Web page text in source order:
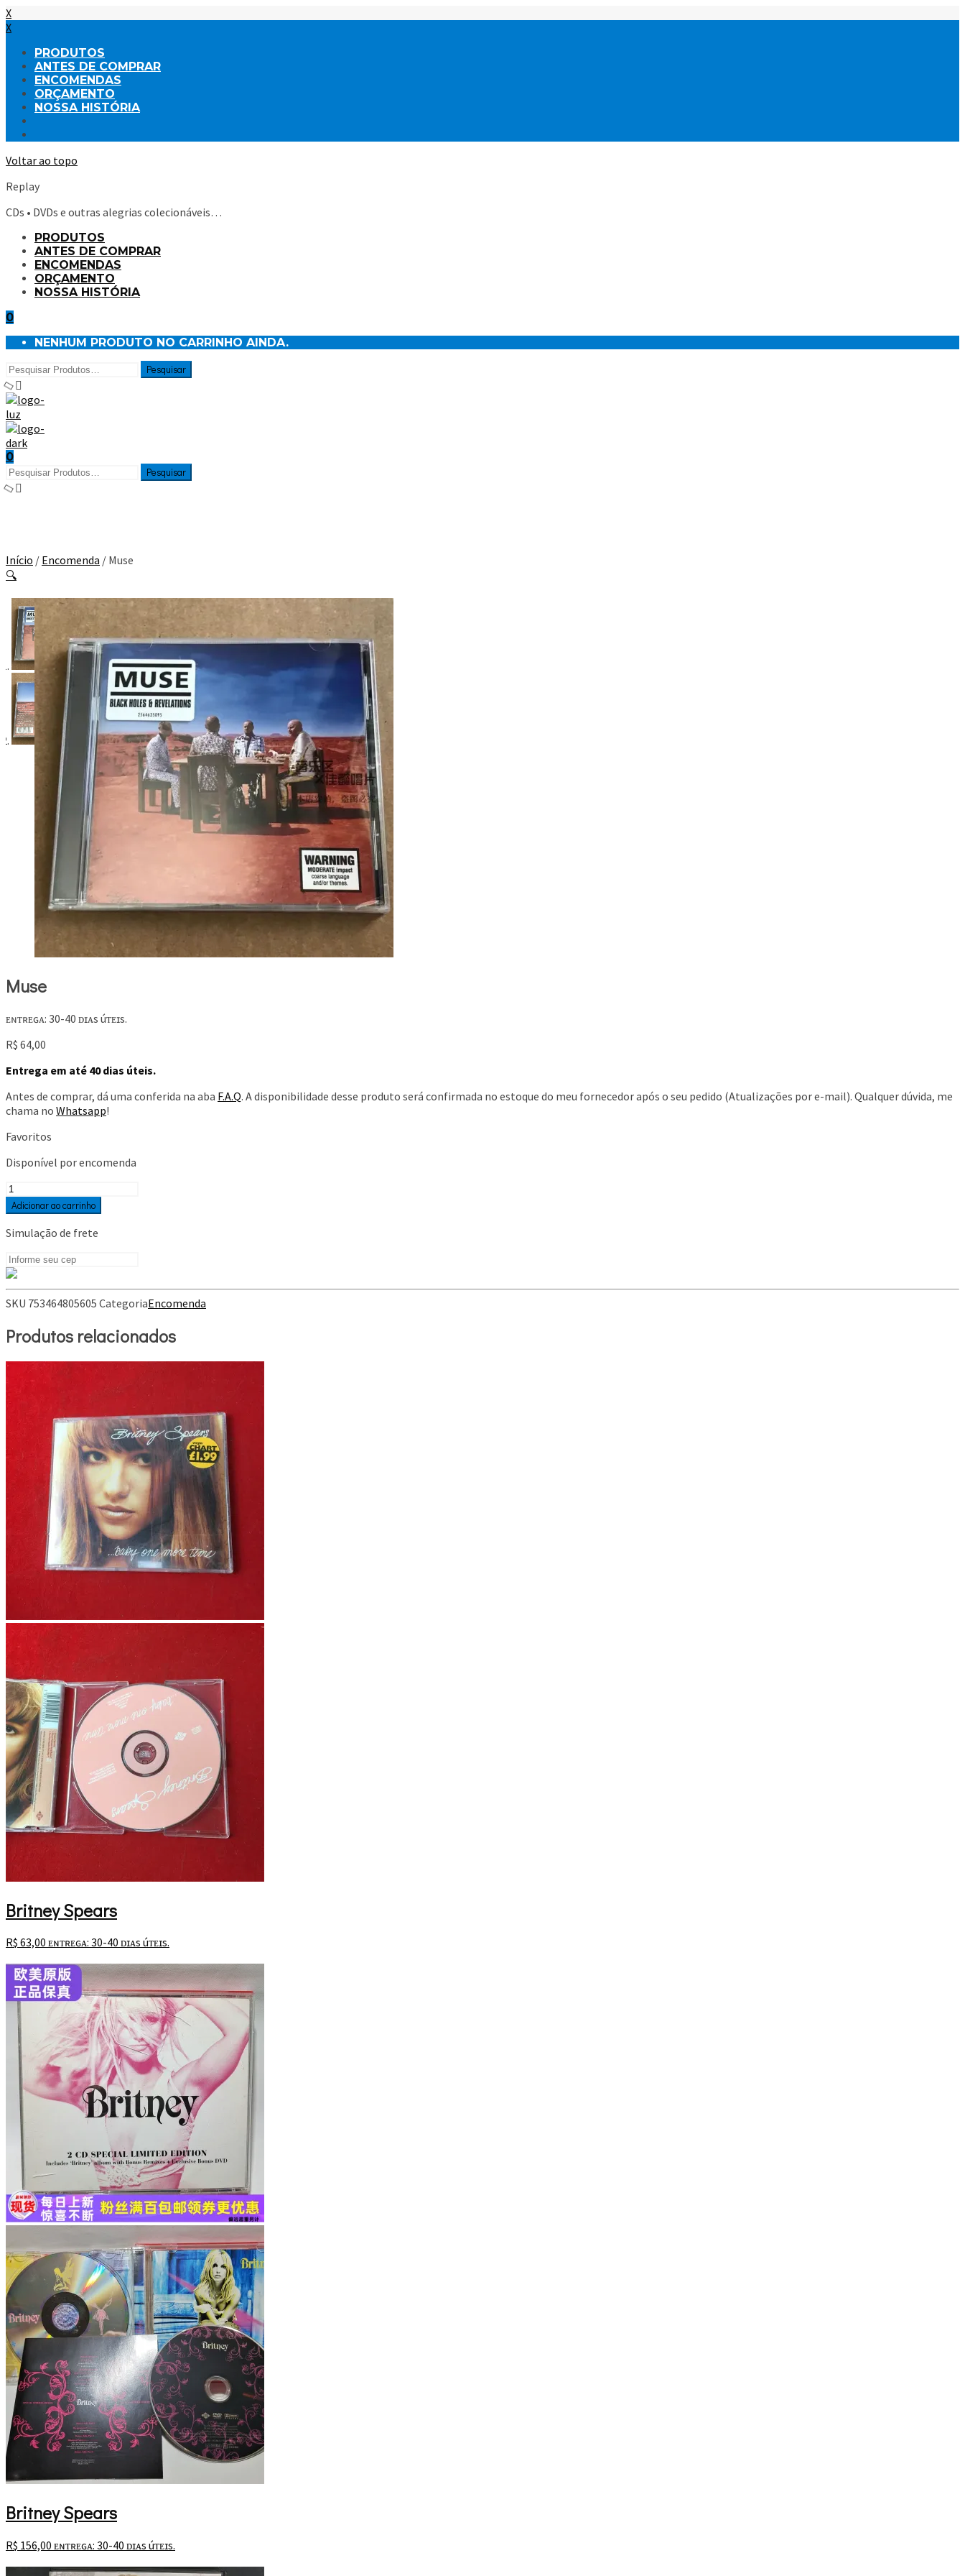
X
X
PRODUTOS
ANTES DE COMPRAR
ENCOMENDAS
ORÇAMENTO
NOSSA HISTÓRIA
Voltar ao topo
Replay
CDs • DVDs e outras alegrias colecionáveis…
PRODUTOS
ANTES DE COMPRAR
ENCOMENDAS
ORÇAMENTO
NOSSA HISTÓRIA
0
NENHUM PRODUTO NO CARRINHO AINDA.
0
Início / Encomenda / Muse
🔍
Muse
ᴇɴᴛʀᴇɢᴀ: 30-40 ᴅɪᴀs úᴛᴇɪs.
R$ 64,00
Entrega em até 40 dias úteis.
Antes de comprar, dá uma conferida na aba F.A.Q. A disponibilidade desse produto será confirmada no estoque do meu fornecedor após o seu pedido (Atualizações por e-mail). Qualquer dúvida, me
chama no Whatsapp!
Favoritos
Disponível por encomenda
Muse
quantidade
Adicionar ao carrinho
Simulação de frete
SKU 753464805605 CategoriaEncomenda
Produtos relacionados
Britney Spears
R$ 63,00 ᴇɴᴛʀᴇɢᴀ: 30-40 ᴅɪᴀs úᴛᴇɪs.
Britney Spears
R$ 156,00 ᴇɴᴛʀᴇɢᴀ: 30-40 ᴅɪᴀs úᴛᴇɪs.